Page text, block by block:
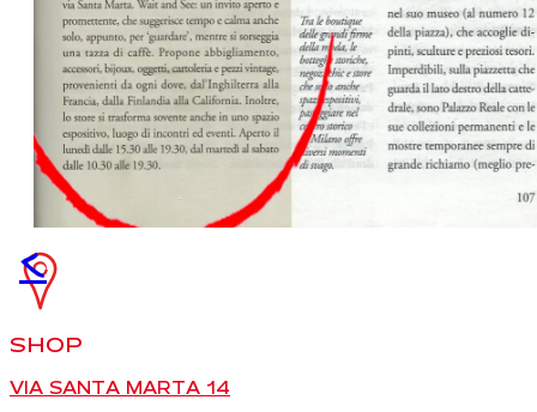
<
SHOP
VIA SANTA MARTA 14